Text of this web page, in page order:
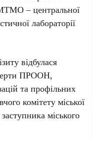
МТМО – центральної
лабораторії
відбулася
ПРООН,
та профільних
комітету міської
міського